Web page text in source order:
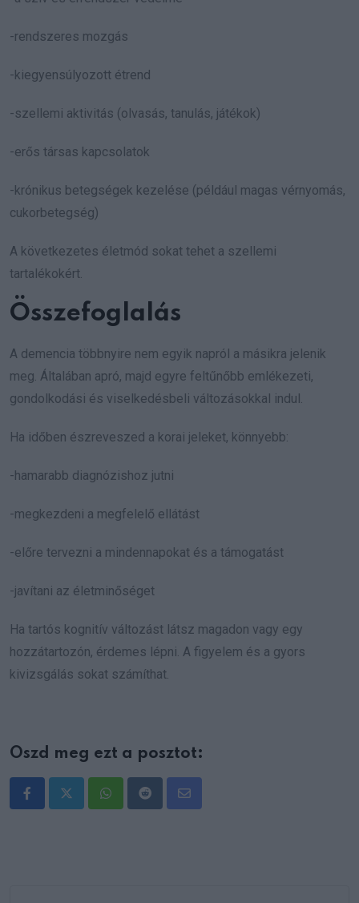
-rendszeres mozgás
-kiegyensúlyozott étrend
-szellemi aktivitás (olvasás, tanulás, játékok)
-erős társas kapcsolatok
-krónikus betegségek kezelése (például magas vérnyomás,
cukorbetegség)
A következetes életmód sokat tehet a szellemi
tartalékokért.
Összefoglalás
A demencia többnyire nem egyik napról a másikra jelenik
meg. Általában apró, majd egyre feltűnőbb emlékezeti,
gondolkodási és viselkedésbeli változásokkal indul.
Ha időben észreveszed a korai jeleket, könnyebb:
-hamarabb diagnózishoz jutni
-megkezdeni a megfelelő ellátást
-előre tervezni a mindennapokat és a támogatást
-javítani az életminőséget
Ha tartós kognitív változást látsz magadon vagy egy
hozzátartozón, érdemes lépni. A figyelem és a gyors
kivizsgálás sokat számíthat.
Oszd meg ezt a posztot:
WhatsappRedditShare